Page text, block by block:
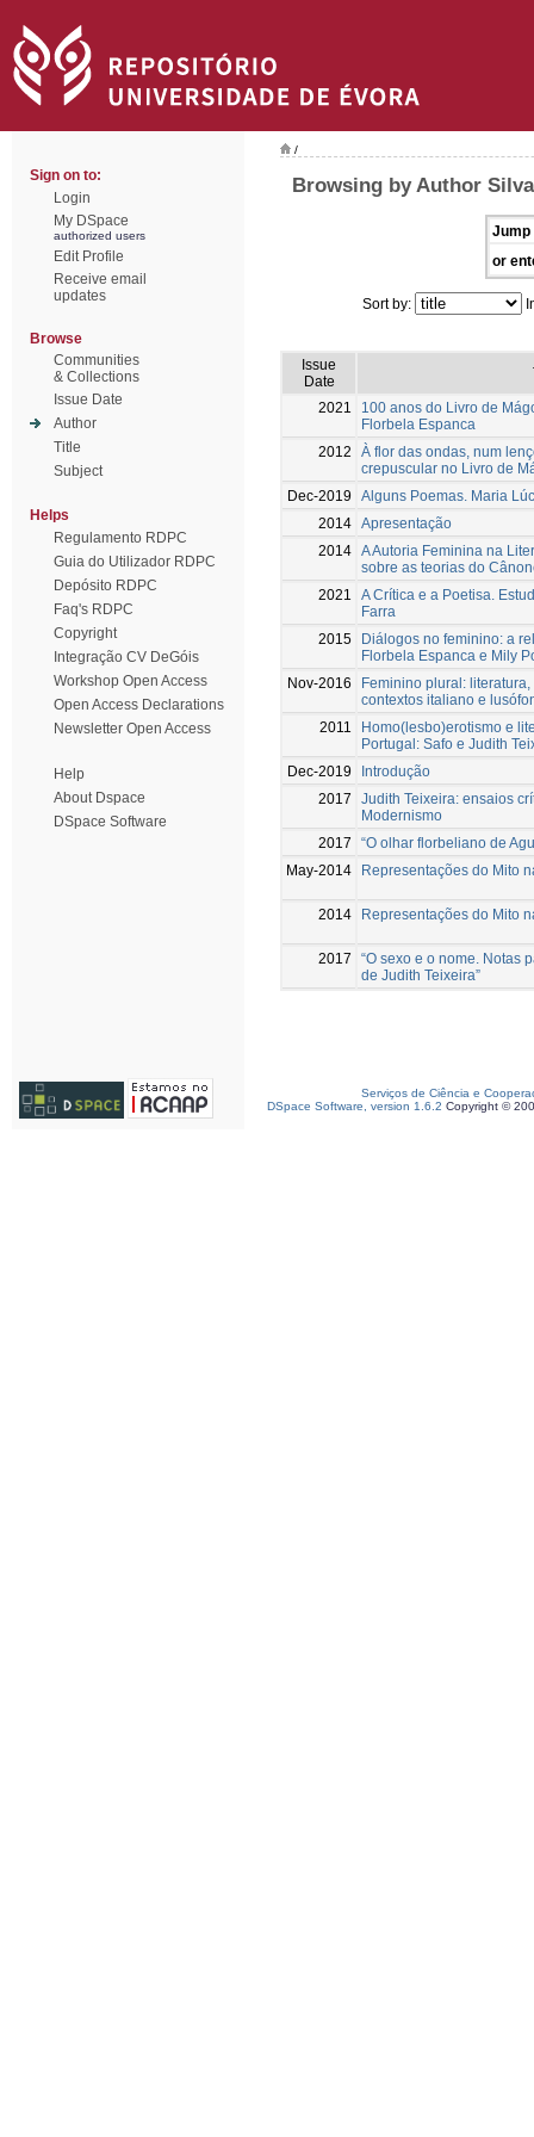
Sign on to:
Login
My DSpace
authorized users
Edit Profile
Receive email
updates
Browse
Communities
& Collections
Issue Date
Author
Title
Subject
Helps
Regulamento RDPC
Guia do Utilizador RDPC
Depósito RDPC
Faq's RDPC
Copyright
Integração CV DeGóis
Workshop Open Access
Open Access Declarations
Newsletter Open Access
Help
About Dspace
DSpace Software
/
Browsing by Author
Jump
or
Sort by:
Issue
Date
2021
100 anos do Livro de
Florbela Espanca
2012
À flor das ondas, num
crepuscular no Livro de
Dec-2019
Alguns Poemas. Maria
2014 Apresentação
2014 A Autoria Feminina na
sobre as teorias do
2021
A Crítica e a Poetisa.
Farra
2015
Diálogos no feminino: a
Florbela Espanca e Mily
Nov-2016
Feminino plural:
contextos italiano e
2011
Homo(lesbo)erotismo e
Portugal: Safo e Judith
Dec-2019
Introdução
2017
Judith Teixeira: ensaios
Modernismo
2017
“O olhar florbeliano de
May-2014
Representações do Mito
2014 Representações do Mito
2017
“O sexo e o nome. Notas
de Judith Teixeira”
Serviços de Ciência e
DSpace Software, version 1.6.2 Copyright ©